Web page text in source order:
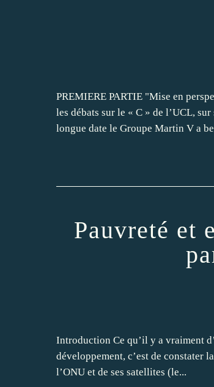
PREMIERE PARTIE "Mise en
les débats sur le « C » de l’UCL,
longue date le Groupe Martin V a
Pauvreté et
Introduction Ce qu’il y a vraiment
développement, c’est de constater
l’ONU et de ses satellites (le...